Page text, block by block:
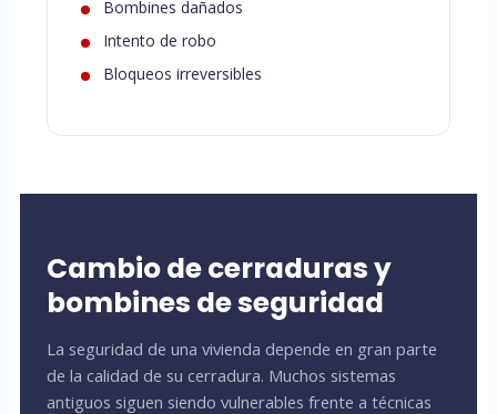
Bombines dañados
Intento de robo
Bloqueos irreversibles
Cambio de cerraduras y
bombines de seguridad
La seguridad de una vivienda depende en gran parte
de la calidad de su cerradura. Muchos sistemas
antiguos siguen siendo vulnerables frente a técnicas